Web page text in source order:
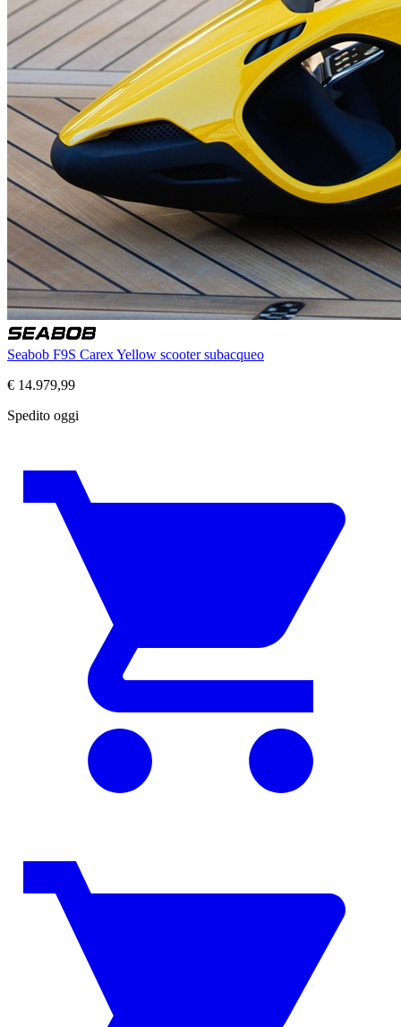
Seabob F9S Carex Yellow scooter subacqueo
€ 14.979,99
Spedito oggi